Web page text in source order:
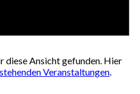
diese Ansicht gefunden. Hier
Veranstaltungen.